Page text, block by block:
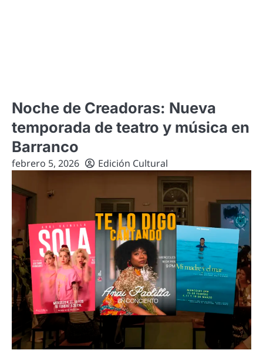
Noche de Creadoras: Nueva
temporada de teatro y música en
Barranco
febrero 5, 2026 Edición Cultural